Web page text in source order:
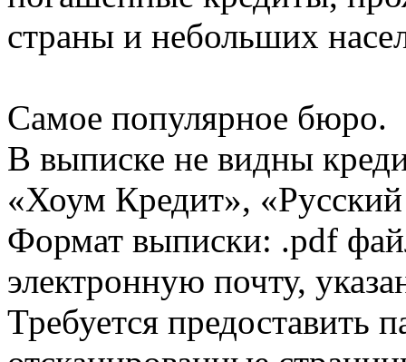
страны и небольших
Самое популярное бюро.
В выписке не видны
«Хоум Кредит»,
Формат выписки: .pdf
электронную почту,
Требуется предоставить